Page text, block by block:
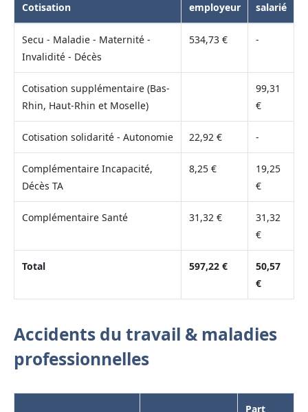
Cotisation
employeur
salarié
Secu - Maladie - Maternité -
Invalidité - Décès
534,73 € -
Cotisation supplémentaire (Bas-
Rhin, Haut-Rhin et Moselle)
99,31
€
Cotisation solidarité - Autonomie 22,92 € -
Complémentaire Incapacité,
Décès TA
8,25 €
19,25
€
Complémentaire Santé 31,32 €
31,32
€
Total 597,22 €
50,57
€
Accidents du travail & maladies
professionnelles
Part